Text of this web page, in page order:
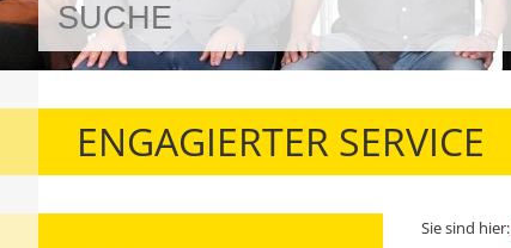
ENGAGIERTER SERVICE
Sie sind hier: